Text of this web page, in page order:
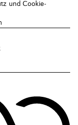
und Cookie-